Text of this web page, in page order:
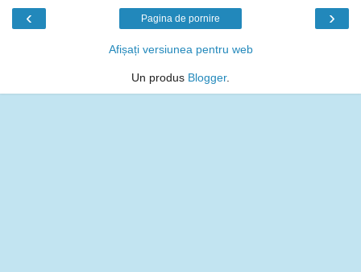
‹ ›
Pagina de pornire
Afișați versiunea pentru web
Un produs Blogger.